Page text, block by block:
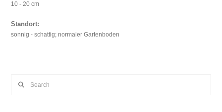
10 - 20 cm
Standort:
sonnig - schattig; normaler Gartenboden